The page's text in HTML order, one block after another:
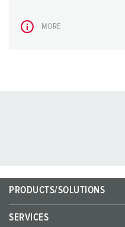
MORE
PRODUCTS/SOLUTIONS
SERVICES